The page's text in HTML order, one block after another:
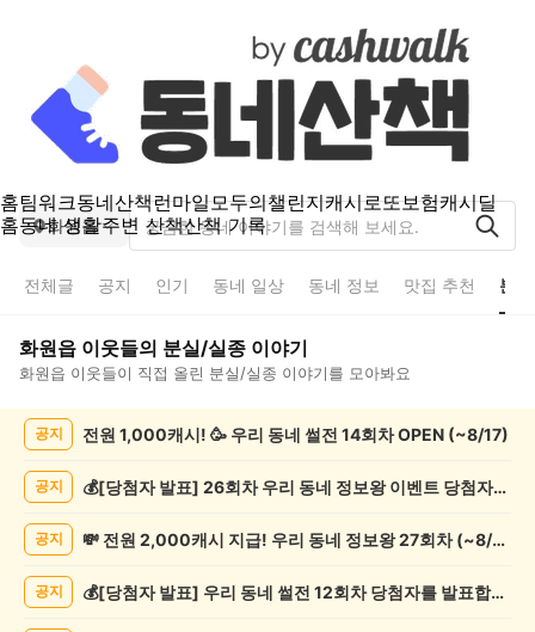
홈팀워크동네산책런마일모두의챌린지캐시로또보험캐시딜
홈동네 생활주변 산책산책 기록
화원읍
전체글 공지 인기 동네 일상 동네 정보 맛집 추천 분
화원읍 이웃들의 분실/실종 이야기
화원읍 이웃들이 직접 올린 분실/실종 이야기를 모아봐요
공지 전원 1,000캐시! 🥳 우리 동네 썰전 14회차 OPEN (~8/17)
공지 💰[당첨자 발표] 26회차 우리 동네 정보왕 이벤트 당첨자를 발표합니다!
공지 💸 전원 2,000캐시 지급! 우리 동네 정보왕 27회차 (~8/10)
공지 💰[당첨자 발표] 우리 동네 썰전 12회차 당첨자를 발표합니다!